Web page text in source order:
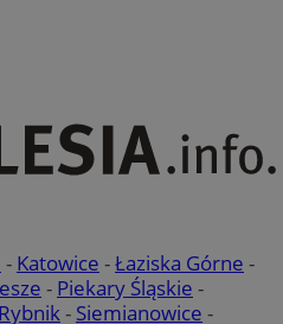
- Katowice -Łaziska Górne -
- Piekary Śląskie -
Rybnik- Siemianowice -